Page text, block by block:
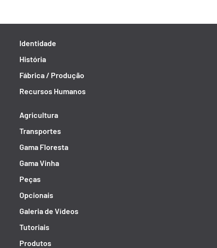
Identidade
História
Fábrica / Produção
Recursos Humanos
Agricultura
Transportes
Gama Floresta
Gama Vinha
Peças
Opcionais
Galeria de Vídeos
Tutoriais
Produtos